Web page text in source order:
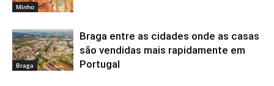
Minho
Braga
Braga entre as cidades onde as casas
são vendidas mais rapidamente em
Portugal